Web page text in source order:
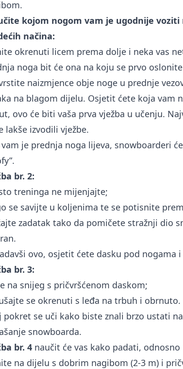
kojom nogom vam je ugodnije
načina:
okrenuti licem prema dolje i neka vas
noga bit će ona na koju se prvo
naizmjence obje noge u prednje
na blagom dijelu. Osjetit ćete koja vam
ovo će biti vaša prva vježba u učenju.
lakše izvodili vježbe.
je prednja noga lijeva, snowboarderi
br. 2:
treninga ne mijenjajte;
se savijte u koljenima te se potisnite
zadatak tako da pomičete stražnji dio
ovo, osjetit ćete dasku pod nogama
br. 3:
na snijeg s pričvršćenom daskom;
se okrenuti s leđa na trbuh i obrnuto.
pokret se uči kako biste znali brzo ustati
snowboarda.
br. 4naučit će vas kako padati,
na dijelu s dobrim nagibom (2-3 m) i